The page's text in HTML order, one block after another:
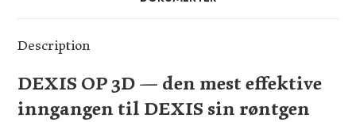
Description
DEXIS OP 3D — den mest effektive
inngangen til DEXIS sin røntgen